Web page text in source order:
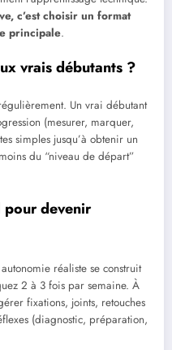
c’est choisir un format
principale.
vrais débutants ?
Un vrai débutant
(mesurer, marquer,
simples jusqu’à obtenir un
du “niveau de départ”
pour devenir
réaliste se construit
2 à 3 fois par semaine. À
fixations, joints, retouches
(diagnostic, préparation,